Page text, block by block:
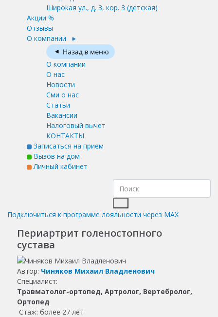
Широкая ул., д. 3, кор. 3 (детская)
Акции %
Отзывы
О компании
О компании
О нас
Новости
Сми о нас
Статьи
Вакансии
Налоговый вычет
КОНТАКТЫ
Записаться на прием
Вызов на дом
Личный кабинет
Подключиться к программе лояльности через MAX
Периартрит голеностопного
сустава
Автор: Чиняков Михаил Владленович
Специалист:
Травматолог-ортопед, Артролог, Вертебролог,
Ортопед
Стаж: более 27 лет